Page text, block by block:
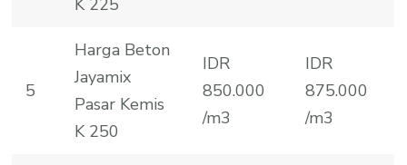
K 225
5
Harga Beton
Jayamix
Pasar Kemis
K 250
IDR
850.000
/m3
IDR
875.000
/m3